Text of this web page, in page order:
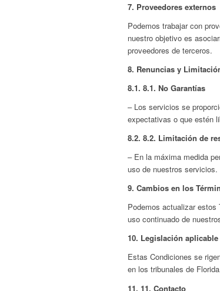
7. Proveedores externos
Podemos trabajar con
nuestro objetivo es
proveedores de terceros.
8. Renuncias y
8.1. 8.1. No Garantías
– Los servicios se
expectativas o que estén
8.2. 8.2. Limitación de
– En la máxima medida
uso de nuestros servicios.
9. Cambios en los
Podemos actualizar
uso continuado de
10. Legislación aplicable
Estas Condiciones se
en los tribunales de
11. 11. Contacto